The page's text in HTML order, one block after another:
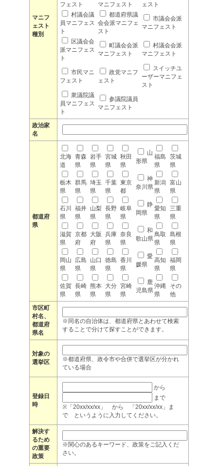
マニフ
ェスト
種別
フェスト
マニフェスト
ェスト
村議会議
員マニフェス
ト
都道府県議
会会派マニフェ
スト
市議会会派
マニフェスト
区議会会
派マニフェス
ト
町議会会派
マニフェスト
村議会会派
マニフェスト
市民マニ
フェスト
政党マニフ
ェスト
スイッチユ
ーザーマニフェ
スト
衆議院議
員マニフェス
ト
参議院議員
マニフェスト
政治家
名
都道府
県
北海
道
青森
県
岩手
県
宮城
県
秋田
県
山
形県
福島
県
茨城
県
栃木
県
群馬
県
埼玉
県
千葉
県
東京
都
神
奈川県
新潟
県
富山
県
石川
県
福井
県
山梨
県
長野
県
岐阜
県
静
岡県
愛知
県
三重
県
滋賀
県
京都
府
大阪
府
兵庫
県
奈良
県
和
歌山県
鳥取
県
島根
県
岡山
県
広島
県
山口
県
徳島
県
香川
県
愛
媛県
高知
県
福岡
県
佐賀
県
長崎
県
熊本
県
大分
県
宮崎
県
鹿
児島県
沖縄
県
その
他
市区町
村名、
都道府
県名
※同名の自治体は、都道府県とあわせて検索
することで分けて探すことができます。
対象の
選挙区
※都道府県、政令市や合併で選挙区が分かれ
ている場合
登録日
時
から
まで
※「20xx/xx/xx」 から 「20xx/xx/xx」ま
で というように入力してください。
解決す
るため
の重要
政策
※関心のあるキーワード、政策をご記入くだ
さい。